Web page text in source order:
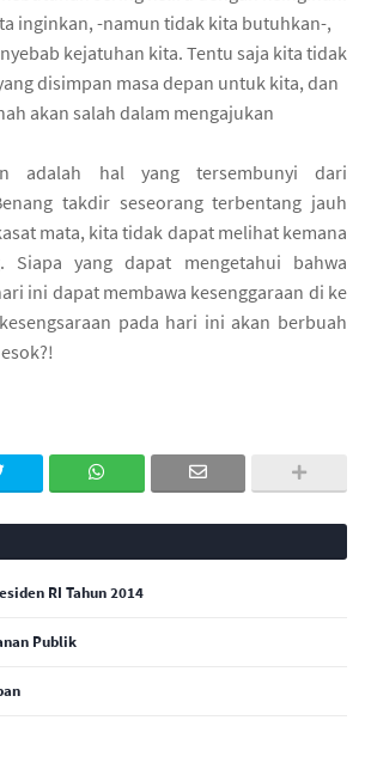
inginkan, -namun tidak kita butuhkan-,
kejatuhan kita. Tentu saja kita tidak
disimpan masa depan untuk kita, dan
akan salah dalam mengajukan
adalah hal yang tersembunyi dari
takdir seseorang terbentang jauh
mata, kita tidak dapat melihat kemana
Siapa yang dapat mengetahui bahwa
ini dapat membawa kesenggaraan di ke
pada hari ini akan berbuah
RI Tahun 2014
Publik